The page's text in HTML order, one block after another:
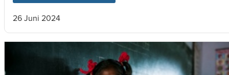
26 Juni 2024